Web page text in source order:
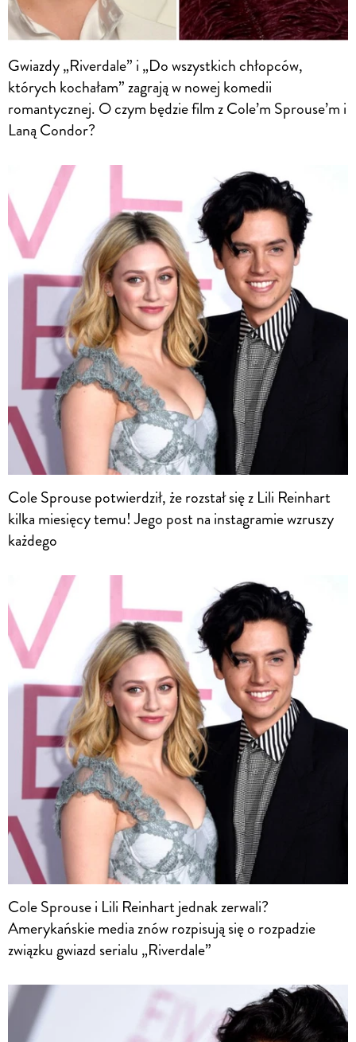
Gwiazdy „Riverdale” i „Do wszystkich chłopców,
których kochałam” zagrają w nowej komedii
romantycznej. O czym będzie film z Cole’m Sprouse’m i
Laną Condor?
Cole Sprouse potwierdził, że rozstał się z Lili Reinhart
kilka miesięcy temu! Jego post na instagramie wzruszy
każdego
Cole Sprouse i Lili Reinhart jednak zerwali?
Amerykańskie media znów rozpisują się o rozpadzie
związku gwiazd serialu „Riverdale”